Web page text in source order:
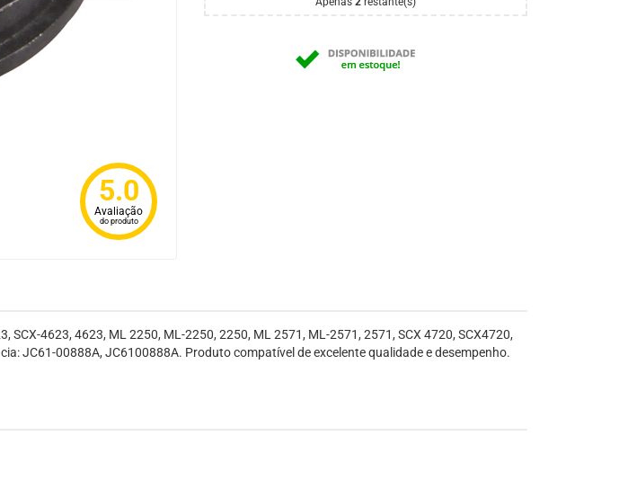
5.0
Avaliação
do produto
4623, 4623, ML 2250, ML-2250, 2250, ML 2571, ML-2571, 2571, SCX 4720, SCX4720,
JC61-00888A, JC6100888A. Produto compatível de excelente qualidade e desempenho.